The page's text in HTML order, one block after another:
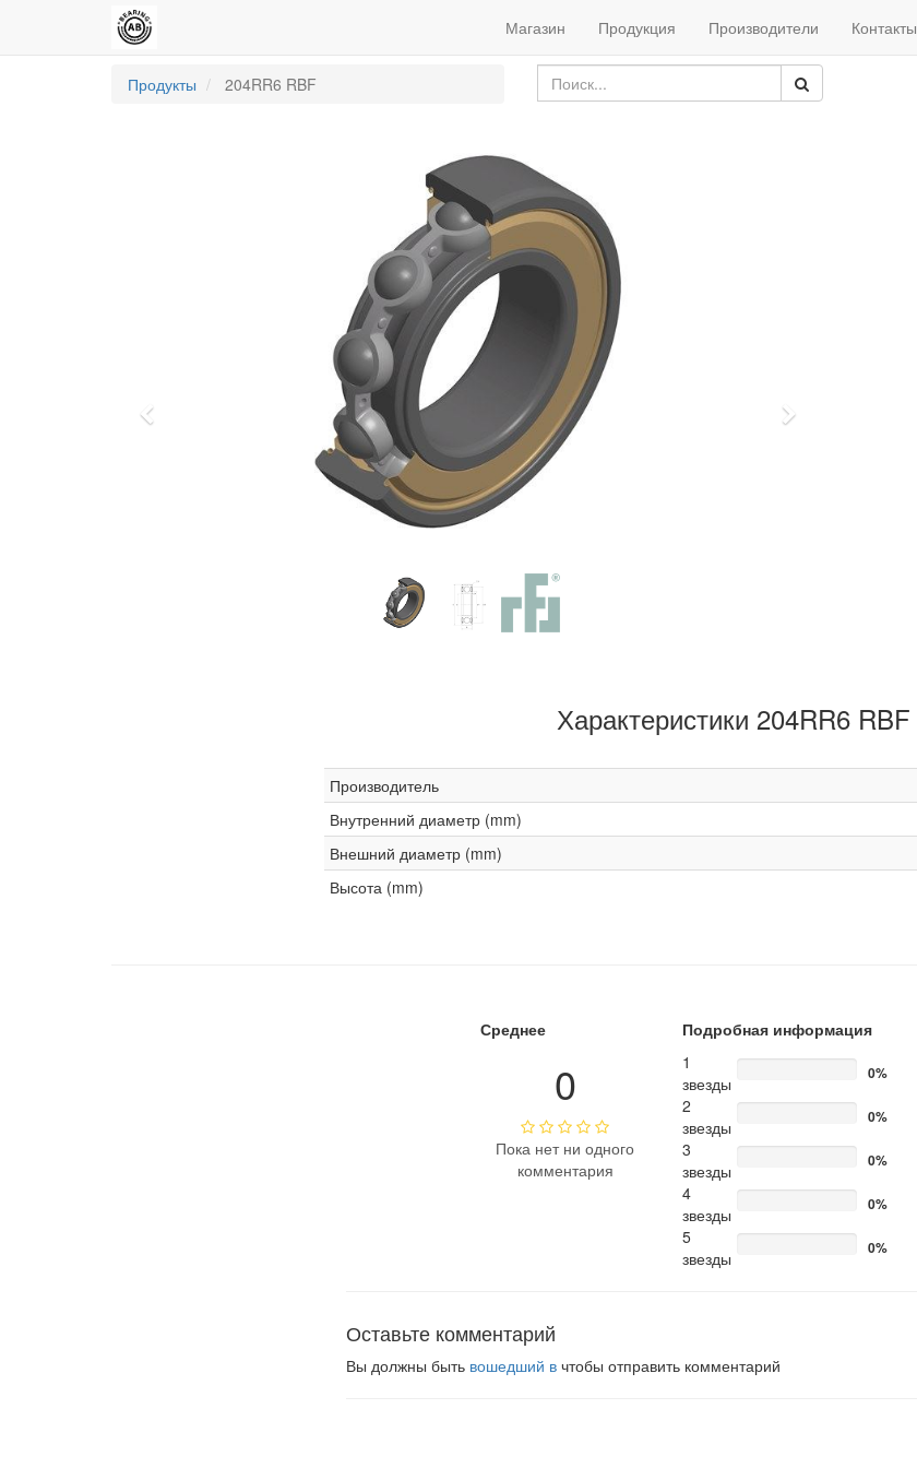
Магазин Продукция Производители Контакты
Продукты 204RR6 RBF
Next
Характеристики 204RR6 RBF
Производитель
Внутренний диаметр (mm)
Внешний диаметр (mm)
Высота (mm)
Среднее
0
Пока нет ни одного
комментария
Подробная информация
1
звезды
0%
2
звезды
0%
3
звезды
0%
4
звезды
0%
5
звезды
0%
Оставьте комментарий
Вы должны быть вошедший в чтобы отправить комментарий